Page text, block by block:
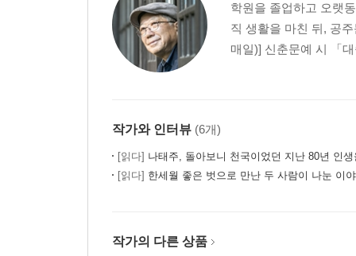
학원을 졸업하고 오랫
직 생활을 마친 뒤, 공
매일)] 신춘문예 시 「
작가와 인터뷰 (6개)
[읽다] 나태주, 돌아보니 천국이었던 지난 80년 인
[읽다] 한세월 좋은 벗으로 만난 두 사람이 나눈 이
작가의 다른 상품